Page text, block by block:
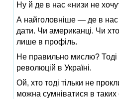
Ну й де в нас «низи не
А найголовніше — де в нас
дати. Чи американці. Чи
лише в профіль.
Не правильно мислю? Тоді
революцій в Україні.
Ой, хто тоді тільки не
можна сумніватися в